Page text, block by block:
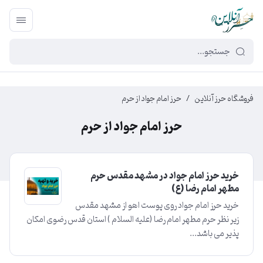
449f43cf-3da2-4422-bb12-2566cb5b8b05
فروشگاه حرز آنلاین / حرز امام جواد از حرم
حرز امام جواد از حرم
خرید حرز امام جواد در مشهد مقدس حرم
مطهر امام رضا (ع)
خرید حرز امام جواد روی پوست اهو از مشهد مقدس
زیر نظر حرم مطهر امام رضا (علیه السلام ) استان قدس رضوی امکان
پذیر می باشد...